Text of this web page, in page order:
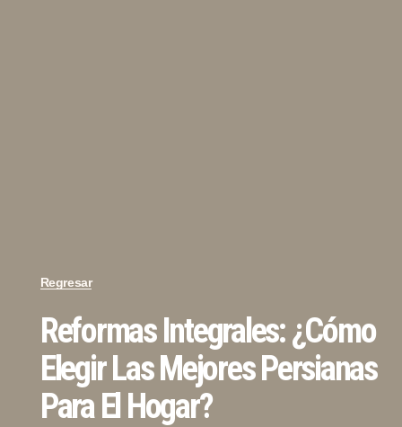
Regresar
Reformas Integrales: ¿cómo
Elegir Las Mejores Persianas
Para El Hogar?